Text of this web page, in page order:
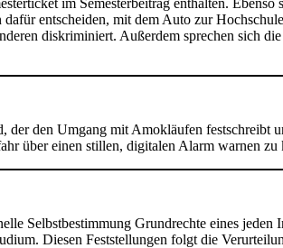
entscheiden, mit dem Auto zur
diskriminiert. Außerdem sprechen sich
den Umgang mit Amokläufen festschreibt
über einen stillen, digitalen Alarm warnen zu
Selbstbestimmung Grundrechte eines
Diesen Feststellungen folgt die